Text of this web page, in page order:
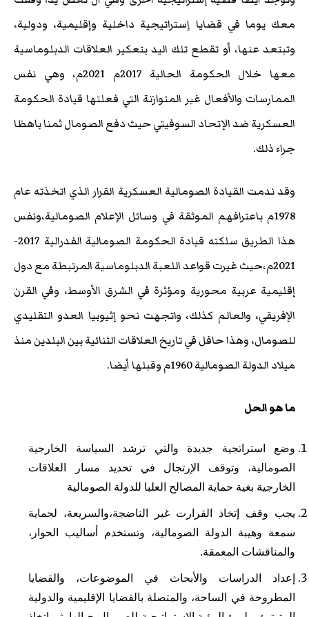
معك يوما في قضايا إستراتيجية داخلية وإقليمية، ودولية،
وتبتعد عنها، أو تقطع تلك اليد بتعكير العلاقات الدبلوماسية
معها خلال الحكومة الحالية 2017م 2021م، وهي نفس
الممارسات والأفعال غير المتوازنة التي فعلتها قيادة الحكومة
العسكرية ضد الإتحاد السوفيتي حيث دفع الصومال ثمنا باهظا
جراء ذلك.
وقد ندمت القيادة الصومالية العسكرية القرار الذي اتخذته عام
1978م باعترافهم الموثقة في وسائل الإعلام الصومالية،ونفس
هذا الطريق سلكته قيادة الحكومة الصومالية الفدرالية 2017-
2021م،حيث غيرت قواعد اللعبة الدبلوماسية المرتبطة مع دول
إقليمية عربية محورية ومؤثرة في الشرق الأوسط، وفي القرن
الإفريقي، والعالم كذلك، واتجهت نحو إثيوبيا العدو التقليدي
للصومال، وهذا حافل في تاريخ العلاقات الثنائية بين البلدين منذ
ميلاد الدولة الصومالية 1960م وقبلها أيضا.
ما هو الحل
وضع استراتجية جديدة والتي ترشد السياسة الخارجية
الصومالية، وتوقف الإرتجال في تحديد مسار العلاقات
الخارجية بغية حماية المصالح العلبا للدولة الصومالية
يجب وقف إتخاذ القرارت غير الناضجة،والسريعة، لحماية
سمعة وهيبة الدولة الصومالية، وتستخدم أساليب الحوار،
والمناقشات المعمقة.
إعداد الدراسات والأبحاث في الموضوعات، والقضايا
المطروحة في الساحة، والمتصلة بالقضايا الإقليمية والدولية